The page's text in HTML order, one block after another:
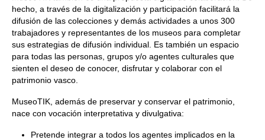
hecho, a través de la digitalización y participación facilitará la
difusión de las colecciones y demás actividades a unos 300
trabajadores y representantes de los museos para completar
sus estrategias de difusión individual. Es también un espacio
para todas las personas, grupos y/o agentes culturales que
sienten el deseo de conocer, disfrutar y colaborar con el
patrimonio vasco.
MuseoTIK, además de preservar y conservar el patrimonio,
nace con vocación interpretativa y divulgativa:
Pretende integrar a todos los agentes implicados en la